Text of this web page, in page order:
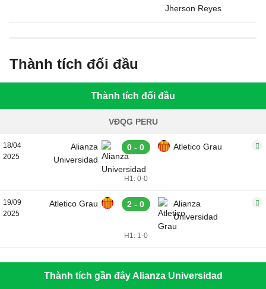
Jherson Reyes
Thành tích đối đầu
Thành tích đối đầu
VĐQG PERU
18/04
2025
Alianza
Universidad
0 - 0 Atletico Grau
H1: 0-0
19/09
2025
Atletico Grau 2 - 0
Alianza
Universidad
H1: 1-0
Thành tích gần đây Alianza Universidad